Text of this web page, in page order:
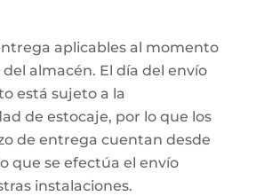
aplicables al momento
del almacén. El día del envío
está sujeto a la
de estocaje, por lo que los
de entrega cuentan desde
que se efectúa el envío
instalaciones.